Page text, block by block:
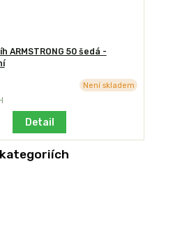
ARMSTRONG 50 šedá -
Není skladem
Detail